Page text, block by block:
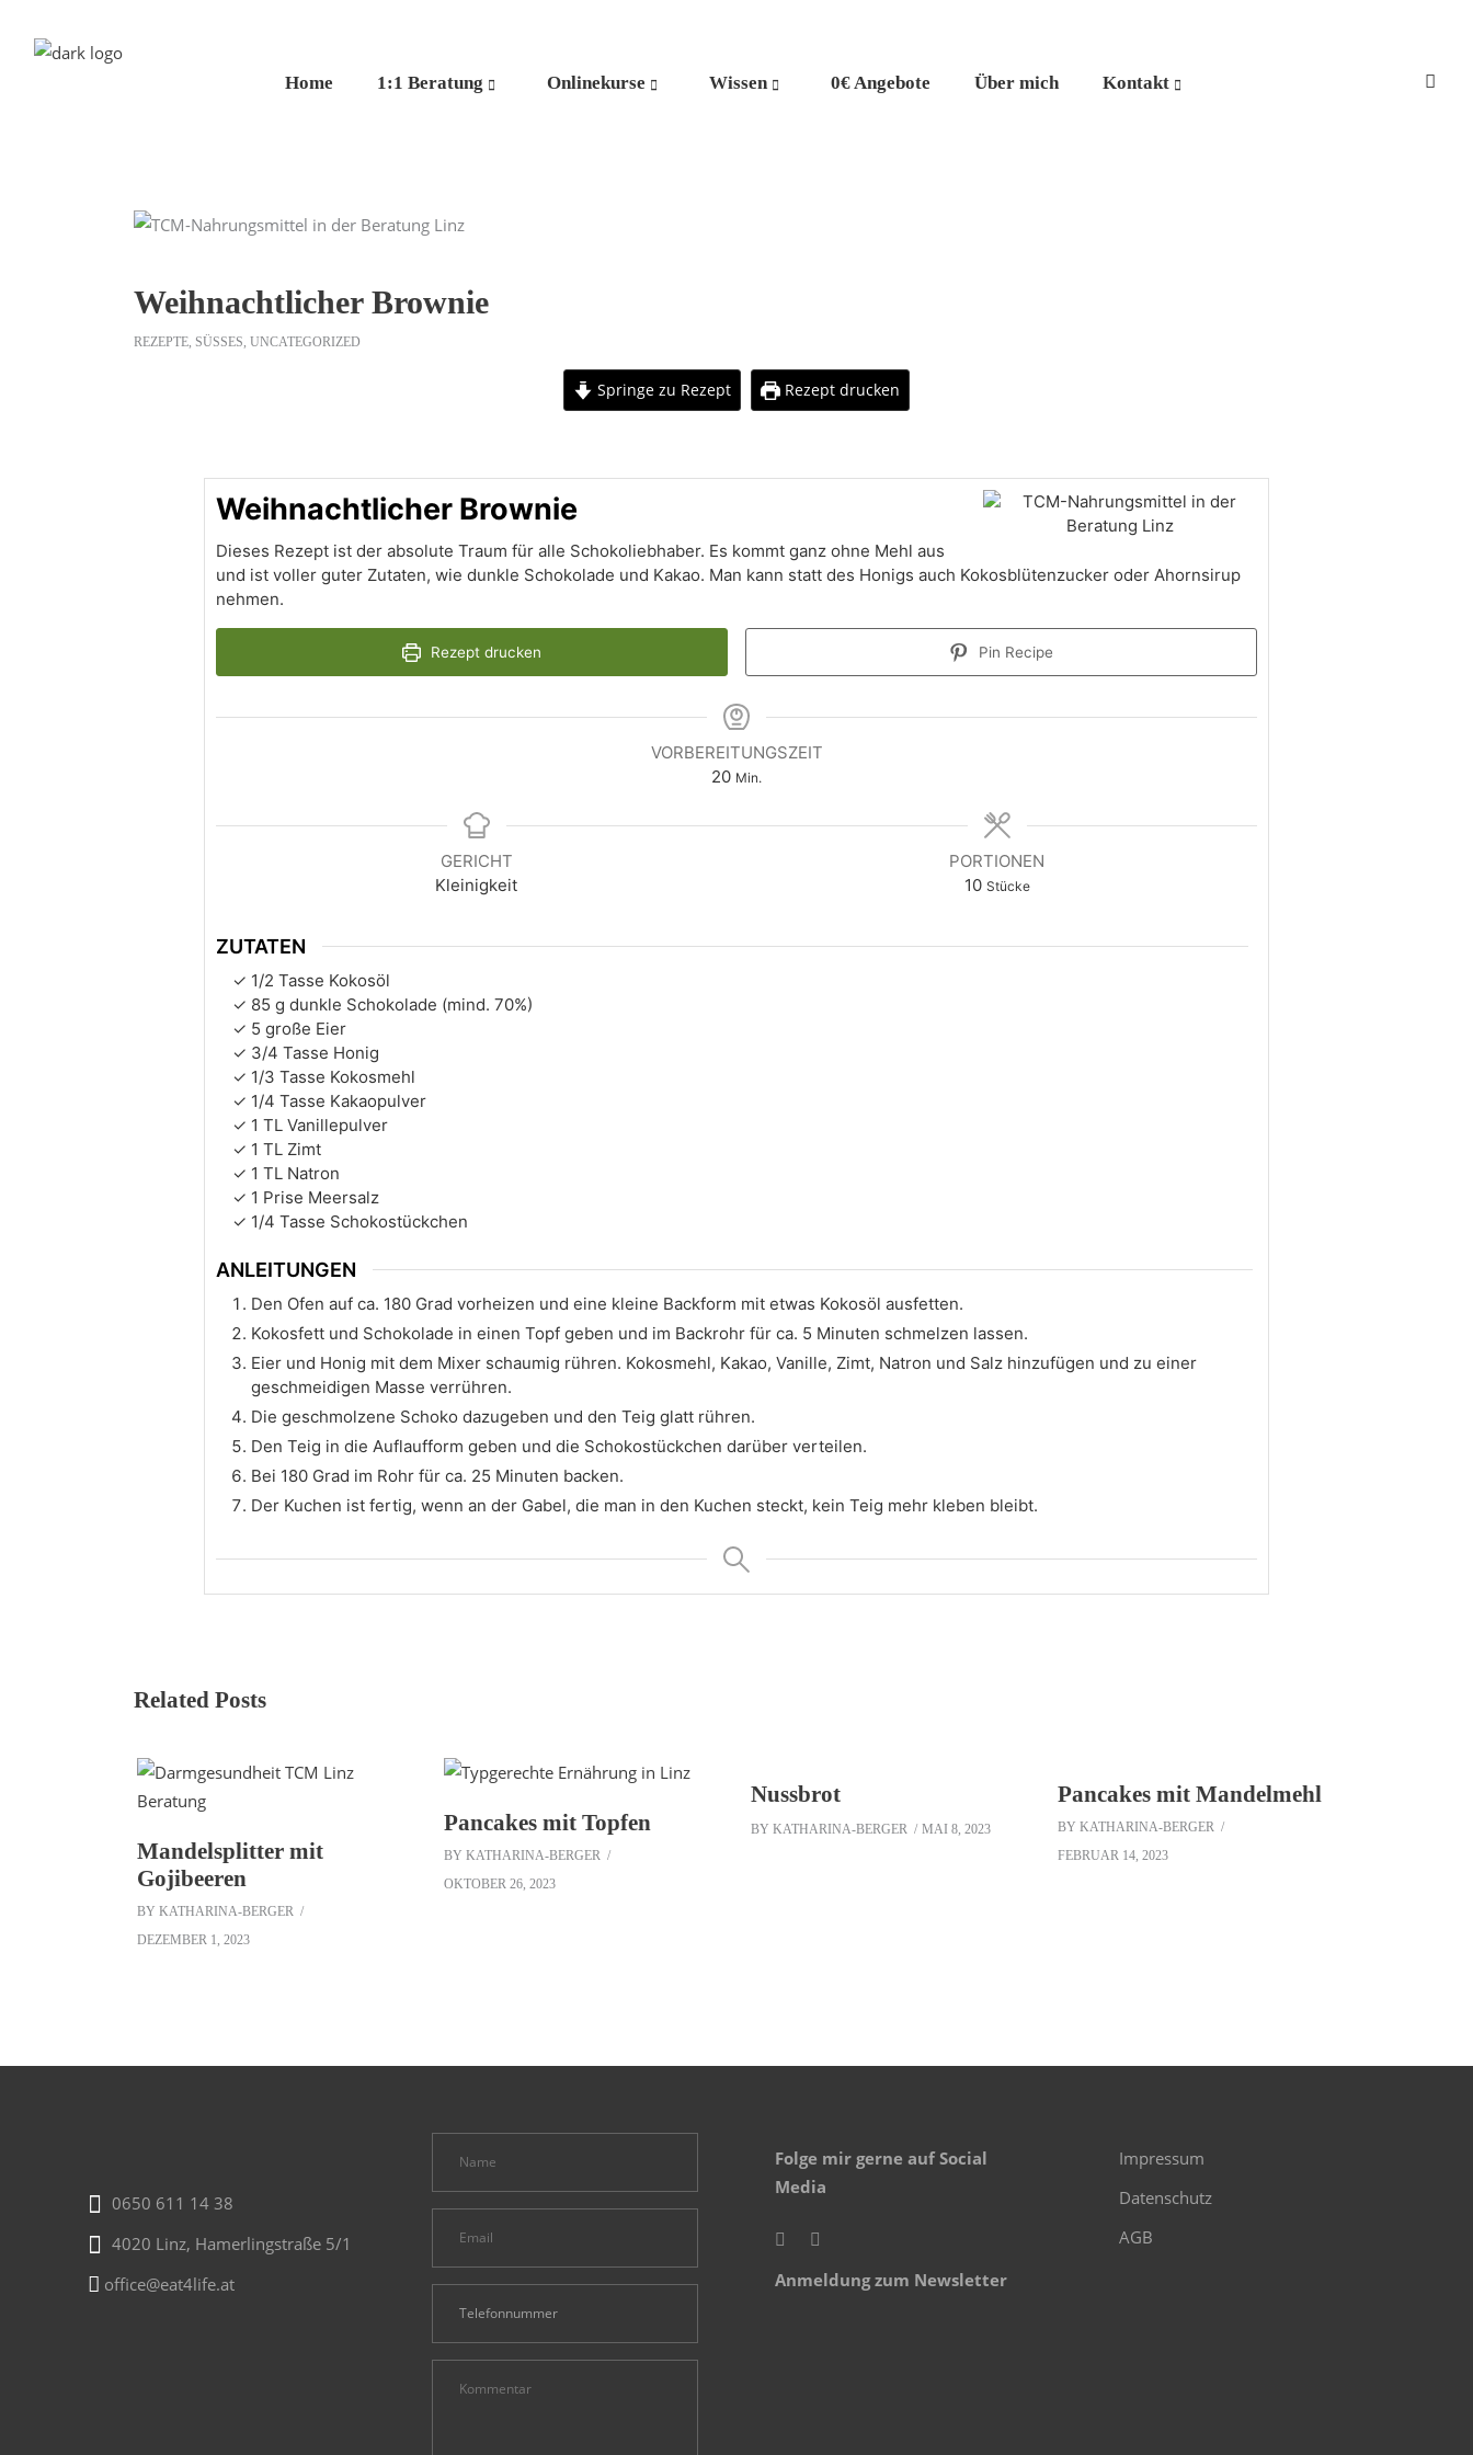
Home 1:1 Beratung Onlinekurse Wissen 0€ Angebote Über mich Kontakt
Weihnachtlicher Brownie
REZEPTE, SÜSSES , UNCATEGORIZED
Springe zu Rezept Rezept drucken
Weihnachtlicher Brownie
Dieses Rezept ist der absolute Traum für alle Schokoliebhaber. Es kommt ganz ohne Mehl aus
und ist voller guter Zutaten, wie dunkle Schokolade und Kakao. Man kann statt des Honigs auch Kokosblütenzucker oder Ahornsirup
nehmen.
Rezept drucken Pin Recipe
VORBEREITUNGSZEIT
20Minuten
Min.
GERICHT
Kleinigkeit
PORTIONEN
10 Stücke
ZUTATEN
1/2 Tasse Kokosöl
85 g dunkle Schokolade (mind. 70%)
5 große Eier
3/4 Tasse Honig
1/3 Tasse Kokosmehl
1/4 Tasse Kakaopulver
1 TL Vanillepulver
1 TL Zimt
1 TL Natron
1 Prise Meersalz
1/4 Tasse Schokostückchen
ANLEITUNGEN
Den Ofen auf ca. 180 Grad vorheizen und eine kleine Backform mit etwas Kokosöl ausfetten.
Kokosfett und Schokolade in einen Topf geben und im Backrohr für ca. 5 Minuten schmelzen lassen.
Eier und Honig mit dem Mixer schaumig rühren. Kokosmehl, Kakao, Vanille, Zimt, Natron und Salz hinzufügen und zu einer
geschmeidigen Masse verrühren.
Die geschmolzene Schoko dazugeben und den Teig glatt rühren.
Den Teig in die Auflaufform geben und die Schokostückchen darüber verteilen.
Bei 180 Grad im Rohr für ca. 25 Minuten backen.
Der Kuchen ist fertig, wenn an der Gabel, die man in den Kuchen steckt, kein Teig mehr kleben bleibt.
Related Posts
Mandelsplitter mit
Gojibeeren
BY KATHARINA-BERGER
DEZEMBER 1, 2023
Pancakes mit Topfen
BY KATHARINA-BERGER
OKTOBER 26, 2023
Nussbrot
BY KATHARINA-BERGER MAI 8, 2023
Pancakes mit Mandelmehl
BY KATHARINA-BERGER
FEBRUAR 14, 2023
0650 611 14 38
4020 Linz, Hamerlingstraße 5/1
office@eat4life.at
Folge mir gerne auf Social
Media
Anmeldung zum Newsletter
Impressum
Datenschutz
AGB